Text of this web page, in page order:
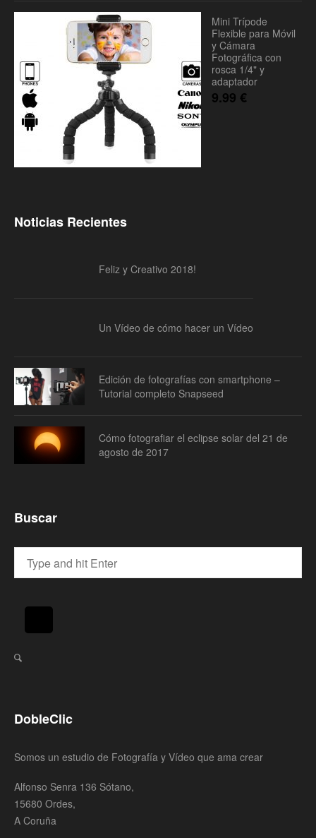
Mini Trípode
Flexible para Móvil
y Cámara
Fotográfica con
rosca 1/4" y
adaptador
9.99 €
Noticias Recientes
Feliz y Creativo 2018!
Un Vídeo de cómo hacer un Vídeo
Edición de fotografías con smartphone –
Tutorial completo Snapseed
Cómo fotografiar el eclipse solar del 21 de
agosto de 2017
Buscar
DobleClic
Somos un estudio de Fotografía y Vídeo que ama crear
Alfonso Senra 136 Sótano,
15680 Ordes,
A Coruña